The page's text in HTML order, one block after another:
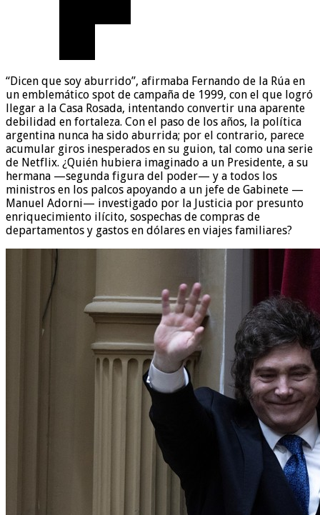
“Dicen que soy aburrido”, afirmaba Fernando de la Rúa en
un emblemático spot de campaña de 1999, con el que logró
llegar a la Casa Rosada, intentando convertir una aparente
debilidad en fortaleza. Con el paso de los años, la política
argentina nunca ha sido aburrida; por el contrario, parece
acumular giros inesperados en su guion, tal como una serie
de Netflix. ¿Quién hubiera imaginado a un Presidente, a su
hermana —segunda figura del poder— y a todos los
ministros en los palcos apoyando a un jefe de Gabinete —
Manuel Adorni— investigado por la Justicia por presunto
enriquecimiento ilícito, sospechas de compras de
departamentos y gastos en dólares en viajes familiares?